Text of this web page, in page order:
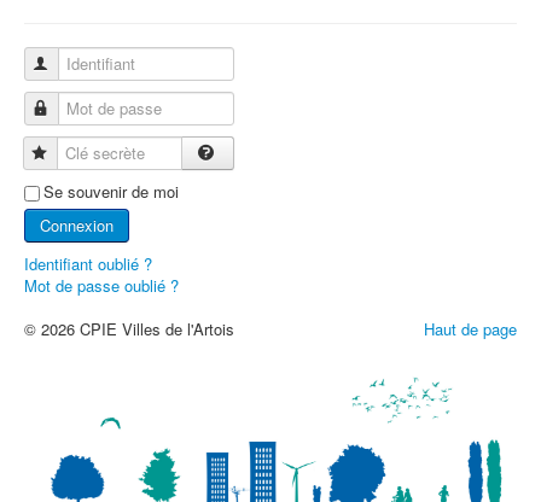
Identifiant
Mot de passe
Clé secrète
Se souvenir de moi
Connexion
Identifiant oublié ?
Mot de passe oublié ?
Haut de page
© 2026 CPIE Villes de l'Artois